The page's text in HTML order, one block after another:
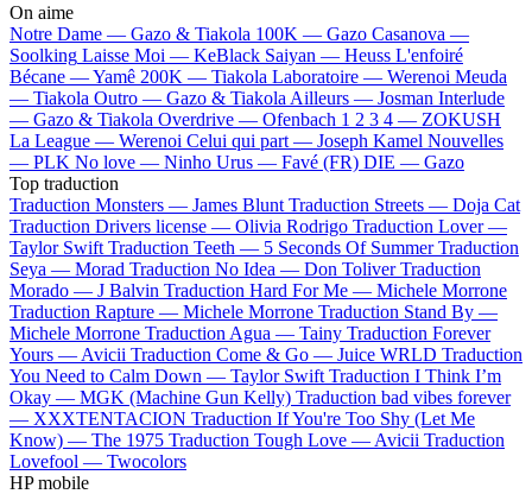
On aime
Notre Dame — Gazo & Tiakola 100K — Gazo Casanova —
Soolking Laisse Moi — KeBlack Saiyan — Heuss L'enfoiré
Bécane —Yamê 200K — Tiakola Laboratoire — Werenoi Meuda
— Tiakola Outro — Gazo & Tiakola Ailleurs — Josman Interlude
— Gazo & Tiakola Overdrive — Ofenbach 1 2 3 4 — ZOKUSH
La League — Werenoi Celui qui part — Joseph Kamel Nouvelles
— PLK No love — Ninho Urus — Favé (FR) DIE — Gazo
Top traduction
Traduction Monsters — James Blunt Traduction Streets — Doja Cat
Traduction Drivers license — Olivia Rodrigo Traduction Lover —
Taylor Swift Traduction Teeth — 5 Seconds Of Summer Traduction
Seya — Morad Traduction No Idea — Don Toliver Traduction
Morado — J Balvin Traduction Hard For Me — Michele Morrone
Traduction Rapture — Michele Morrone Traduction Stand By —
Michele Morrone Traduction Agua — Tainy Traduction Forever
Yours — Avicii Traduction Come & Go — Juice WRLD Traduction
You Need to Calm Down — Taylor Swift Traduction I Think I’m
Okay — MGK (Machine Gun Kelly) Traduction bad vibes forever
— XXXTENTACION Traduction If You're Too Shy (Let Me
Know) — The 1975 Traduction Tough Love — Avicii Traduction
Lovefool — Twocolors
HP mobile